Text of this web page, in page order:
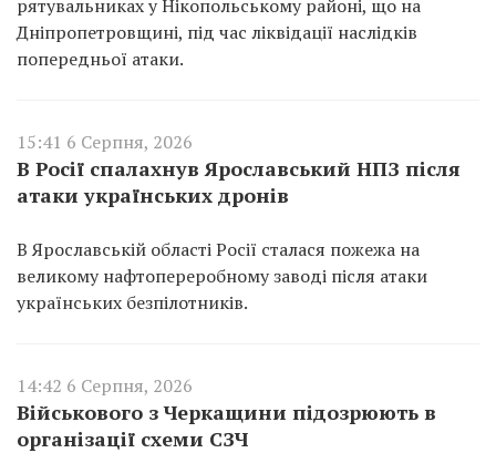
рятувальниках у Нікопольському районі, що на
Дніпропетровщині, під час ліквідації наслідків
попередньої атаки.
15:41 6 Серпня, 2026
В Росії спалахнув Ярославський НПЗ після
атаки українських дронів
В Ярославській області Росії сталася пожежа на
великому нафтопереробному заводі після атаки
українських безпілотників.
14:42 6 Серпня, 2026
Військового з Черкащини підозрюють в
організації схеми СЗЧ